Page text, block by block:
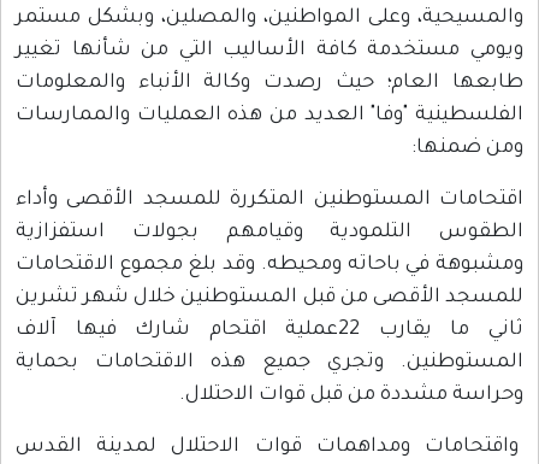
وعلى المواطنين، والمصلين، وبشكل مستمر
مستخدمة كافة الأساليب التي من شأنها تغيير
العام؛ حيث رصدت وكالة الأنباء والمعلومات
"وفا" العديد من هذه العمليات والممارسات
ضمنها:
المستوطنين المتكررة للمسجد الأقصى وأداء
التلمودية وقيامهم بجولات استفزازية
في باحاته ومحيطه. وقد بلغ مجموع الاقتحامات
الأقصى من قبل المستوطنين خلال شهر تشرين
ثاني ما يقارب 22عملية اقتحام شارك فيها آلاف
وتجري جميع هذه الاقتحامات بحماية
مشددة من قبل قوات الاحتلال.
ومداهمات قوات الاحتلال لمدينة القدس